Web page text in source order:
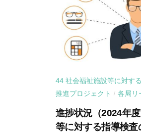
44 社会福祉施設等に対す
推進プロジェクト
/ 各局リ
進捗状況（2024年
等に対する指導検